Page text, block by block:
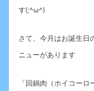
す(;^ω^)
さて、今月はお誕生日
ニューがあります
「回鍋肉（ホイコーロ